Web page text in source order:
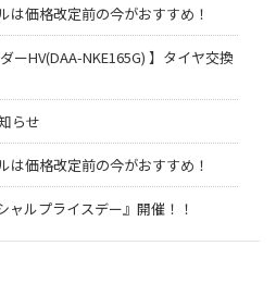
は価格改定前の今がおすすめ！
ーHV(DAA-NKE165G) 】タイヤ交換
らせ
は価格改定前の今がおすすめ！
ャルプライスデー』開催！！